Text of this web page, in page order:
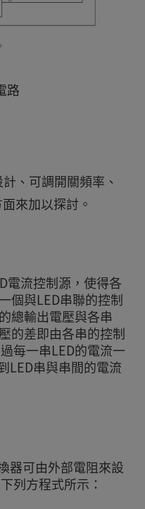
路
、可調開關頻率、
來加以探討。
電流控制源，使得各
個與LED串聯的控制
總輸出電壓與各串
的差即由各串的控制
每一串LED的電流一
LED串與串間的電流
器可由外部電阻來設
列方程式所示：